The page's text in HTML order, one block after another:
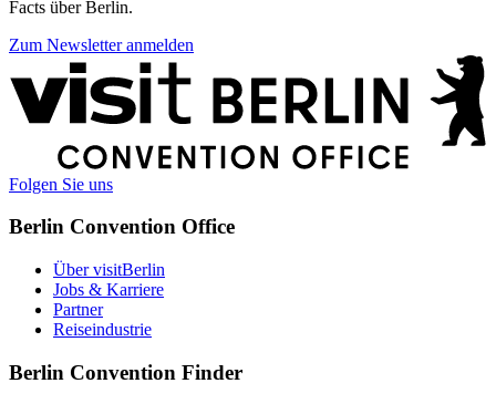
Facts über Berlin.
Zum Newsletter anmelden
Weitere
Informationen
Folgen Sie uns
Berlin Convention Office
Über visitBerlin
Jobs & Karriere
Partner
Reiseindustrie
Berlin Convention Finder